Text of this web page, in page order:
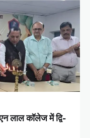
लाल कॉलेज में द्वि-